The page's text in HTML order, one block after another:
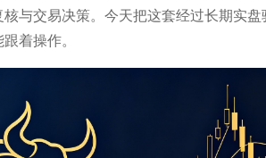
与交易决策。今天把这套经过长期实盘
着操作。